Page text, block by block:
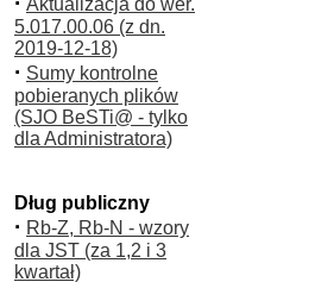
Aktualizacja do wer.
5.017.00.06 (z dn.
2019-12-18)
· Sumy kontrolne
pobieranych plików
(SJO BeSTi@ - tylko
dla Administratora)
Dług publiczny
· Rb-Z, Rb-N - wzory
dla JST (za 1,2 i 3
kwartał)